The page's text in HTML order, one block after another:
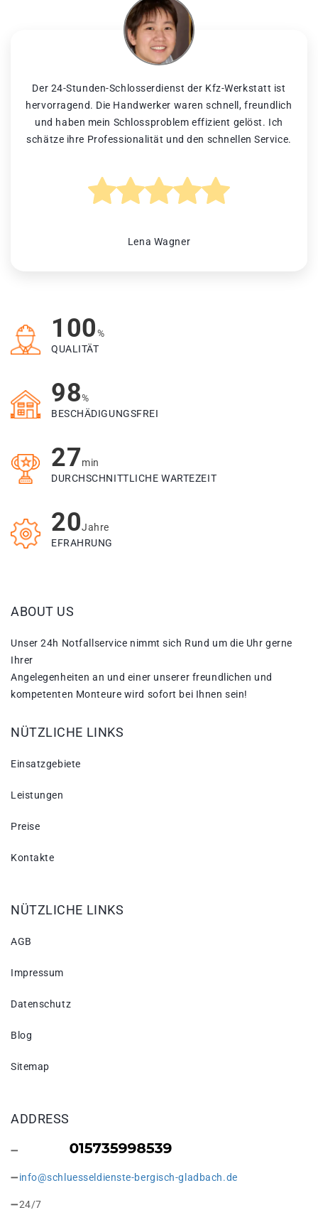
Der 24-Stunden-Schlosserdienst der Kfz-Werkstatt ist
hervorragend. Die Handwerker waren schnell, freundlich
und haben mein Schlossproblem effizient gelöst. Ich
schätze ihre Professionalität und den schnellen Service.
Lena Wagner
100%
QUALITÄT
98%
BESCHÄDIGUNGSFREI
27min
DURCHSCHNITTLICHE WARTEZEIT
20Jahre
EFRAHRUNG
ABOUT US
Unser 24h Notfallservice nimmt sich Rund um die Uhr gerne
Ihrer
Angelegenheiten an und einer unserer freundlichen und
kompetenten Monteure wird sofort bei Ihnen sein!
NÜTZLICHE LINKS
Einsatzgebiete
Leistungen
Preise
Kontakte
NÜTZLICHE LINKS
AGB
Impressum
Datenschutz
Blog
Sitemap
ADDRESS
info@schluesseldienste-bergisch-gladbach.de
24/7